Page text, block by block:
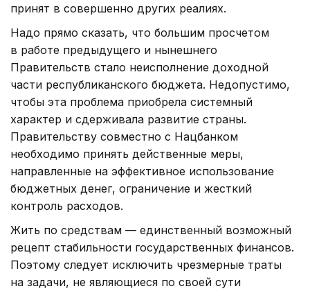
принят в совершенно других реалиях.
Надо прямо сказать, что большим просчетом
в работе предыдущего и нынешнего
Правительств стало неисполнение доходной
части республиканского бюджета. Недопустимо,
чтобы эта проблема приобрела системный
характер и сдерживала развитие страны.
Правительству совместно с Нацбанком
необходимо принять действенные меры,
направленные на эффективное использование
бюджетных денег, ограничение и жесткий
контроль расходов.
Жить по средствам — единственный возможный
рецепт стабильности государственных финансов.
Поэтому следует исключить чрезмерные траты
на задачи, не являющиеся по своей сути